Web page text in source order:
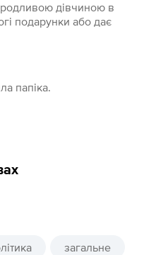
дівчиною в
подарунки або дає
папіка.
загальне